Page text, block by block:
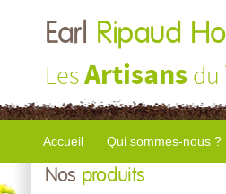
Earl Ripaud
LesArtisans du
Accueil Qui sommes-nous ?
Nos produits